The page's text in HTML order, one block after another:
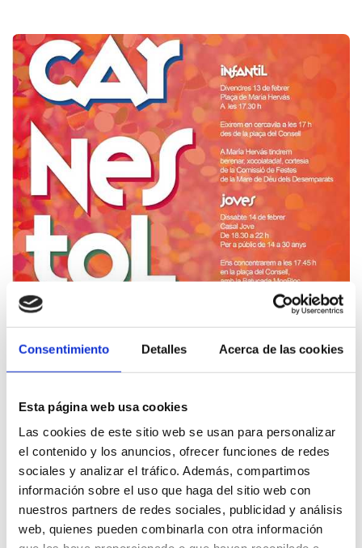
Consentimiento Detalles Acerca de las cookies
Esta página web usa cookies
Las cookies de este sitio web se usan para personalizar
el contenido y los anuncios, ofrecer funciones de redes
sociales y analizar el tráfico. Además, compartimos
información sobre el uso que haga del sitio web con
nuestros partners de redes sociales, publicidad y análisis
web, quienes pueden combinarla con otra información